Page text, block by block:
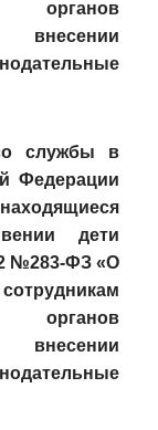
органов
внесении
службы в
Федерации
дети
№283-ФЗ «О
органов
внесении